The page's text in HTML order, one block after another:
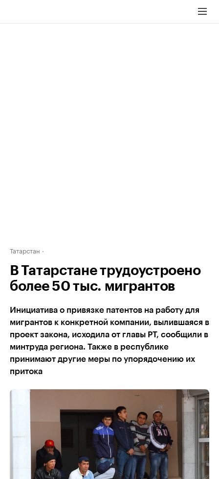
Татарстан
В Татарстане трудоустроено
более 50 тыс. мигрантов
Инициатива о привязке патентов на работу для
мигрантов к конкретной компании, вылившаяся в
проект закона, исходила от главы РТ, сообщили в
минтруда региона. Также в республике
принимают другие меры по упорядочению их
притока